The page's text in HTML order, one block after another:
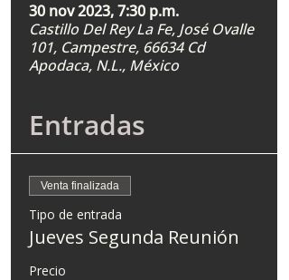
30 nov 2023, 7:30 p.m.
Castillo Del Rey La Fe, José Ovalle
101, Campestre, 66634 Cd
Apodaca, N.L., México
Entradas
Venta finalizada
Tipo de entrada
Jueves Segunda Reunión
Precio